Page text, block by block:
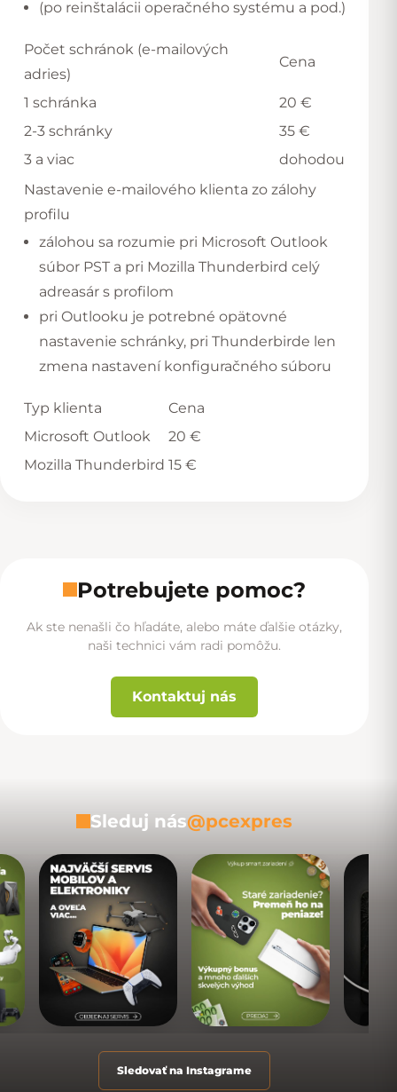
(po reinštalácii operačného systému a pod.)
Počet schránok (e-mailových
adries)
Cena
1 schránka
20 €
2-3 schránky
35 €
3 a viac
dohodou
Nastavenie e-mailového klienta zo zálohy
profilu
zálohou sa rozumie pri Microsoft Outlook
súbor PST a pri Mozilla Thunderbird celý
adreasár s profilom
pri Outlooku je potrebné opätovné
nastavenie schránky, pri Thunderbirde len
zmena nastavení konfiguračného súboru
Typ klienta
Cena
Microsoft Outlook
20 €
Mozilla Thunderbird 15 €
Potrebujete pomoc?
Ak ste nenašli čo hľadáte, alebo máte ďalšie otázky,
naši technici vám radi pomôžu.
Kontaktuj nás
Sleduj nás@pcexpres
Sledovať na Instagrame